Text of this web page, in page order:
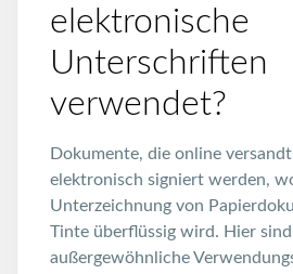
elektronische
Unterschriften
verwendet?
Dokumente, die online
elektronisch signiert werden,
Unterzeichnung von
Tinte überflüssig wird. Hier
außergewöhnliche